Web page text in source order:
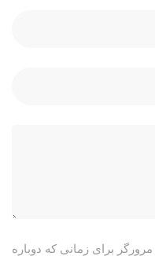
برای زمانی که دوباره